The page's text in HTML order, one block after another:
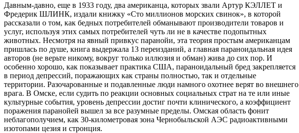
Давным-давно, еще в 1933 году, два американца, которых звали Артур КЭЛЛЕТ и
Фредерик ШЛИНК, издали книжку «Сто миллионов морских свинок», в которой
рассказали о том, как бедных потребителей обманывают производители товаров и
услуг, используя этих самых потребителей чуть ли не в качестве подопытных
животных. Несмотря на явный привкус паранойи, эта теория простым американцам
пришлась по душе, книга выдержала 13 переизданий, а главная параноидальная идея
авторов (не верьте никому, вокруг только иллюзия и обман) жива до сих пор. И
особенно хорошо, как показывает практика США, параноидальный бред закрепляется
в период депрессий, поражающих как страны полностью, так и отдельные
территории. Разочарованные и подавленные люди намного охотнее верят во внешнего
врага. В Омске, если судить по реакции основных социальных страт на те или иные
культурные события, уровень депрессии достиг почти клинического, а коэффициент
поражения паранойей вышел за все разумные пределы. Омская область фонит
неблагополучием, как 30-километровая зона Чернобыльской АЭС радиоактивными
изотопами цезия и стронция.